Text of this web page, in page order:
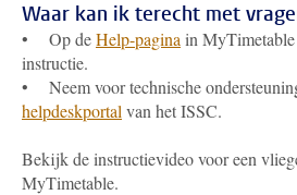
Waar kan ik terecht met
• Op deHelp-pagina in
instructie.
• Neem voor technische
helpdeskportal van het ISSC.
Bekijk de instructievideo voor een
MyTimetable.